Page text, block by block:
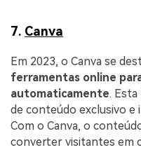
7. Canva
Em 2023, o Canva se
ferramentas online
automaticamente.
de conteúdo exclusivo
Com o Canva, o
converter visitantes em